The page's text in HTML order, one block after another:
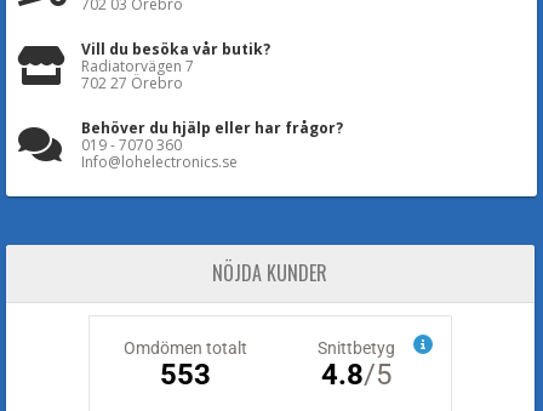
702 03 Örebro
Vill du besöka vår butik?
Radiatorvägen 7
702 27 Örebro
Behöver du hjälp eller har frågor?
019 - 7070 360
Info@lohelectronics.se
NÖJDA KUNDER